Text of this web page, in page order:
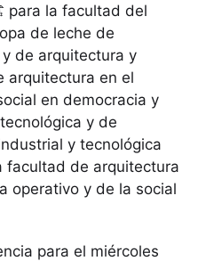
para la facultad del
de leche de
de arquitectura y
arquitectura en el
en democracia y
y de
y tecnológica
facultad de arquitectura
operativo y de la social
para el miércoles